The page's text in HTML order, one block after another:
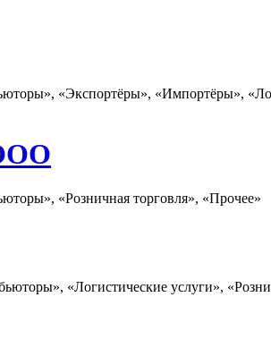
«Экспортёры», «Импортёры»,
«Розничная торговля», «Прочее»
«Логистические услуги»,